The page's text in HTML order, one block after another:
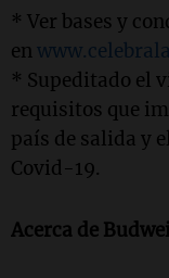
* Ver bases y
en
* Supeditado el
requisitos que
país de salida y
Covid-19.
Acerca de